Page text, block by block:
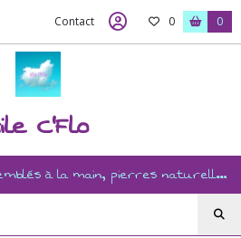
Contact 0 0
C'Flo
Bijoux et accessoires assemblés à la main, pierres naturelles, ésotérisme, revente, et mercerie créative